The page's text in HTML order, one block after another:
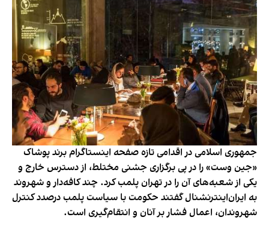
جمهوری اسلامی در اقدامی تازه صفحه اینستاگرام برند پوشاک
«جین وست» را در پی برگزاری جشنی مختلط، از دسترس خارج و
یکی از شعبه‌های آن را در تهران پلمب کرد. چند کافه‌‌دار و شهروند
به ایران‌اینترنشنال گفتند حکومت با سیاست پلمب درصدد کنترل
شهروندان، اعمال فشار بر آنان و انتقام‌گیری است.